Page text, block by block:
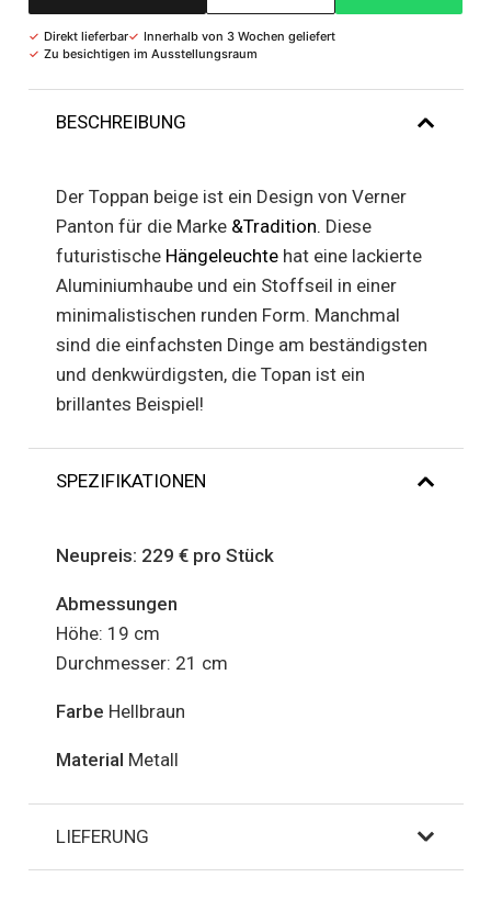
✓ Direkt lieferbar✓ Innerhalb von 3 Wochen geliefert
✓ Zu besichtigen im Ausstellungsraum
BESCHREIBUNG
Der Toppan beige ist ein Design von Verner
Panton für die Marke &Tradition. Diese
futuristische Hängeleuchte hat eine lackierte
Aluminiumhaube und ein Stoffseil in einer
minimalistischen runden Form. Manchmal
sind die einfachsten Dinge am beständigsten
und denkwürdigsten, die Topan ist ein
brillantes Beispiel!
SPEZIFIKATIONEN
Neupreis: 229 € pro Stück
Abmessungen
Höhe: 19 cm
Durchmesser: 21 cm
Farbe Hellbraun
Material Metall
LIEFERUNG